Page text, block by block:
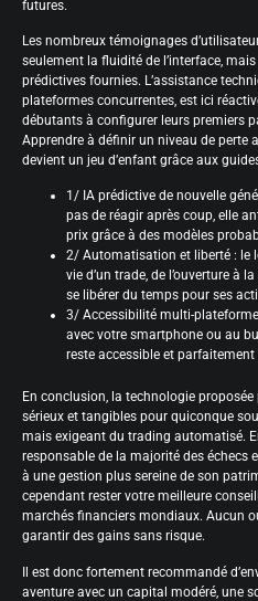
futures.
Les nombreux témoignages
seulement la fluidité de l’interface,
prédictives fournies. L’assistance
plateformes concurrentes, est ici
débutants à configurer leurs premiers
Apprendre à définir un niveau de perte
devient un jeu d’enfant grâce aux
1/ IA prédictive de nouvelle
pas de réagir après coup, elle
prix grâce à des modèles
2/ Automatisation et liberté : le
vie d’un trade, de l’ouverture à
se libérer du temps pour ses
3/ Accessibilité multi-
avec votre smartphone ou au
reste accessible et
En conclusion, la technologie
sérieux et tangibles pour quiconque
mais exigeant du trading automatisé.
responsable de la majorité des échecs
à une gestion plus sereine de son
cependant rester votre meilleure
marchés financiers mondiaux. Aucun
garantir des gains sans risque.
Il est donc fortement recommandé
aventure avec un capital modéré, une